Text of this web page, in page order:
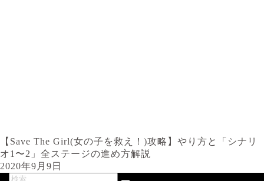
【Save The Girl(女の子を救え！)攻略】やり方と「シナリ
オ1〜2」全ステージの進め方解説
2020年9月9日